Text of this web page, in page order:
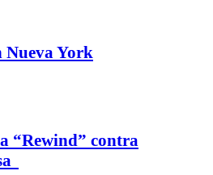
Nueva York
“Rewind” contra